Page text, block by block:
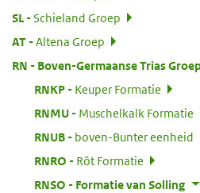
SL
Schieland Groep
AT:
Altena Groep
RN
Boven-Germaanse Trias
RNKP:
Keuper Formatie
RNMU:
Muschelkalk Formatie
RNUB:
boven-Bunter eenheid
RNRO
Röt Formatie
RNSO
Formatie van Solling